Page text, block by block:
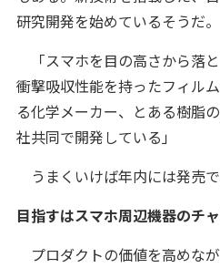
研究開発を始めているそうだ。
「スマホを目の高さから落
衝撃吸収性能を持ったフィル
る化学メーカー、とある樹脂
社共同で開発している」
うまくいけば年内には発売で
目指すはスマホ周辺機器のチ
プロダクトの価値を高めな